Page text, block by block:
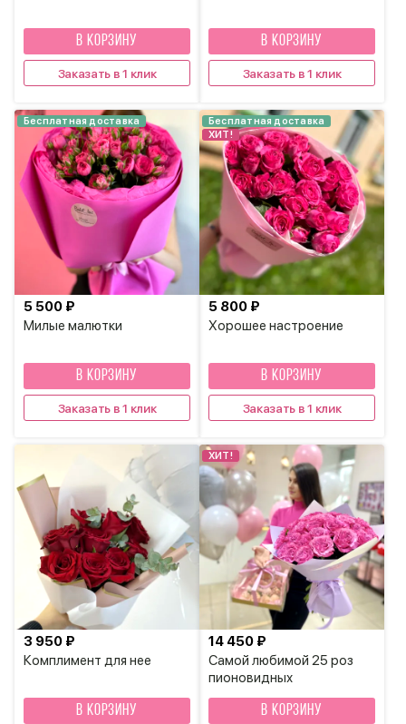
В КОРЗИНУ
Заказать в 1 клик
В КОРЗИНУ
Заказать в 1 клик
Бесплатная доставка
Милые малютки
5 500 ₽
В КОРЗИНУ
Заказать в 1 клик
Бесплатная доставка
ХИТ!
Хорошее настроение
5 800 ₽
В КОРЗИНУ
Заказать в 1 клик
Комплимент для нее
3 950 ₽
В КОРЗИНУ
ХИТ!
Самой любимой 25 роз
пионовидных
14 450 ₽
В КОРЗИНУ